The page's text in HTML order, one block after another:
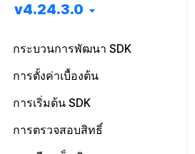
v4.24.3.0
กระบวนการพัฒนา SDK
เริ่มต้นใช้งาน
การติดตั้งล่วงหน้า
iOS
Android
หลังการติดตั้ง
การติดตั้งฟีเจอร์
iOS
Android
การกำหนดค่าที่เฉพาะเจาะจงกับ
ตลาด
การตั้งค่าเบื้องต้น
ไฟล์การตั้งค่า
การเริ่มต้น SDK
การตรวจสอบสิทธิ์